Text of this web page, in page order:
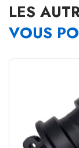
LES
VOUS